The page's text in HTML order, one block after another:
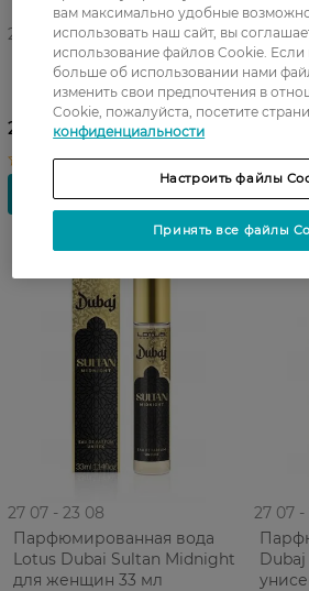
27 07 - 23 08
Парфюмированная вода
Lotus Dubaj Oasis Breeze для
женщин 33 мл
289,99 ГРН
27 07
Lotus
для
27 07 - 23 08
Парфюмированная вода
Lotus Dubai Sultan Midnight
для женщин 33 мл
27 07 -
Dubaj
вам максимально удобные
использовать наш сайт, вы
использование файлов Cookie. Если
больше об использовании нами
изменить свои предпочтения в
Cookie, пожалуйста, посетите
конфиденциальности
Настроить файлы
Принять все файлы